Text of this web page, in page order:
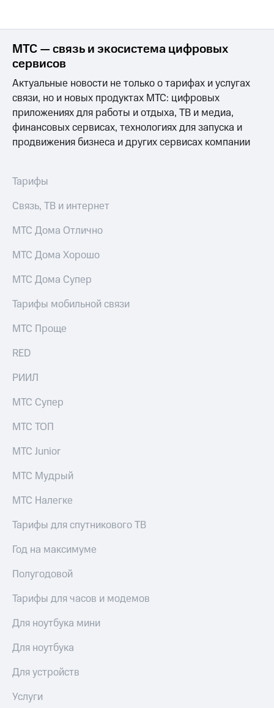
МТС — связь и экосистема цифровых
сервисов
Актуальные новости не только о тарифах и услугах
связи, но и новых продуктах МТС: цифровых
приложениях для работы и отдыха, ТВ и медиа,
финансовых сервисах, технологиях для запуска и
продвижения бизнеса и других сервисах компании
Тарифы
Связь, ТВ и интернет
МТС Дома Отлично
МТС Дома Хорошо
МТС Дома Супер
Тарифы мобильной связи
МТС Проще
RED
РИИЛ
МТС Супер
МТС ТОП
МТС Junior
МТС Мудрый
МТС Налегке
Тарифы для спутникового ТВ
Год на максимуме
Полугодовой
Тарифы для часов и модемов
Для ноутбука мини
Для ноутбука
Для устройств
Услуги